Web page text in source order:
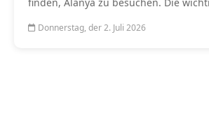
Donnerstag, der 2. Juli 2026